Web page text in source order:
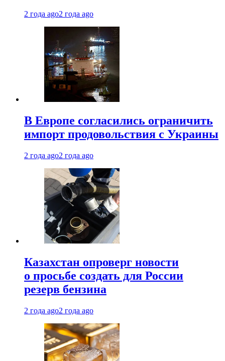
2 года ago2 года ago
В Европе согласились ограничить
импорт продовольствия с Украины
2 года ago2 года ago
Казахстан опроверг новости
о просьбе создать для России
резерв бензина
2 года ago2 года ago